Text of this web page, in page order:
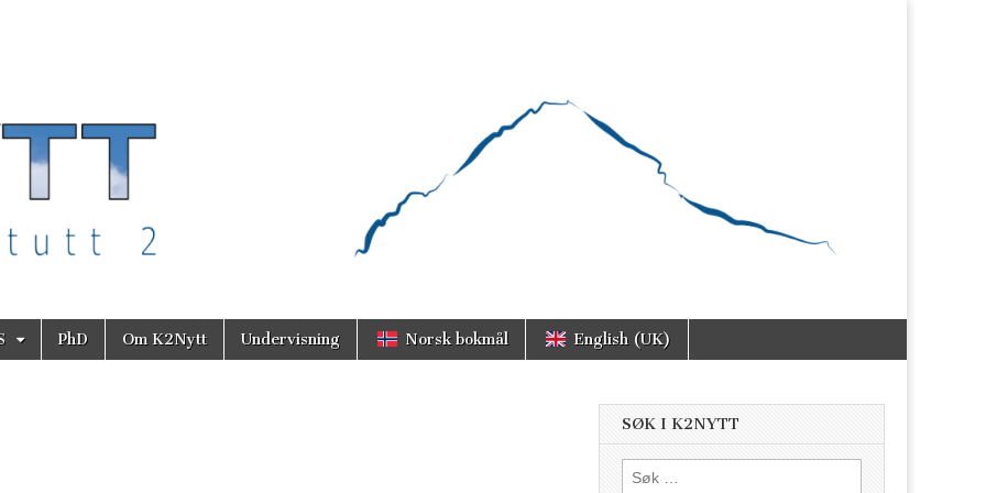
PhD Om K2Nytt Undervisning Norsk bokmål English (UK)
SØK I K2NYTT
Søk